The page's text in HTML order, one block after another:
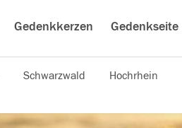
Gedenkkerzen
Schwarzwald Hochrhein